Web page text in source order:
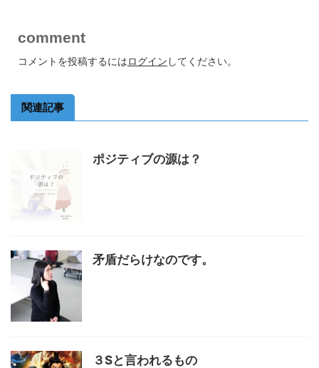
comment
コメントを投稿するにはログイン してください。
関連記事
ポジティブの源は？
矛盾だらけなのです。
３Sと言われるもの